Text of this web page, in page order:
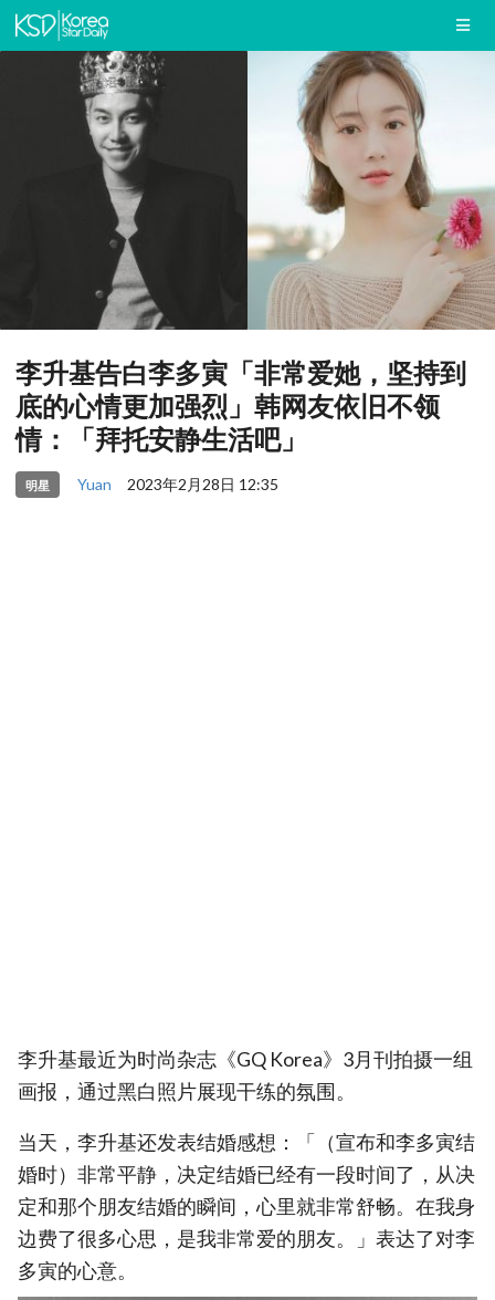
李升基告白李多寅「非常爱她，坚持到
底的心情更加强烈」韩网友依旧不领
情：「拜托安静生活吧」
明星 Yuan 2023年2月28日 12:35
李升基最近为时尚杂志《GQ Korea》3月刊拍摄一组
画报，通过黑白照片展现干练的氛围。
当天，李升基还发表结婚感想：「（宣布和李多寅结
婚时）非常平静，决定结婚已经有一段时间了，从决
定和那个朋友结婚的瞬间，心里就非常舒畅。在我身
边费了很多心思，是我非常爱的朋友。」表达了对李
多寅的心意。